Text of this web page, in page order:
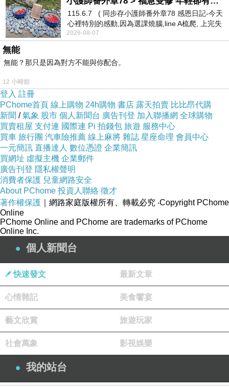
有天鵝頸配上完美身材比例
162 cm 我猜大約只有45kg左右
有一個漂亮的額頭代表她很聰明
大笑的時候會露出上排牙齦
幸好有兩顆 Size 大的門牙
115.6.7 ( 同步存小護師番外章78 感恩日記-今天
心裡特別的感動,因為選課燒腦,line A梳爬, 上完失
智課的她,特來傾
2026-08-07
無能
無能？那只是因為對方不能與你配合。
12 小時前
登入 註冊
PChome首頁 線上購物 24h購物 書店 露天拍賣 比比昂代購
新聞 /氣象 股市 個人新聞台 廣告刊登 加入聯播網 全球購物
買賣租屋 支付連 國際連 Pi 拍錢包 旅遊 服務中心
買車 旅行團 汽車險推薦 線上麻將 雜誌 星座命理 會員中心
一元簡訊 直播達人 數位憑證 企業簡訊
買網址 虛擬主機 企業郵件
廣告刊登 隱私權聲明
消費者保護 兒童網路安全
About PChome 投資人聯絡 徵才
著作權保護 ｜網路家庭版權所有、轉載必究 ‧Copyright PChome
Online
PChome Online and PChome are trademarks of PChome
Online Inc.
個人新聞台
快速發文 最新文章
心情雜記 美食饗宴
藝文欣賞 旅遊玩家
社會萬象 影視娛樂
我的站台